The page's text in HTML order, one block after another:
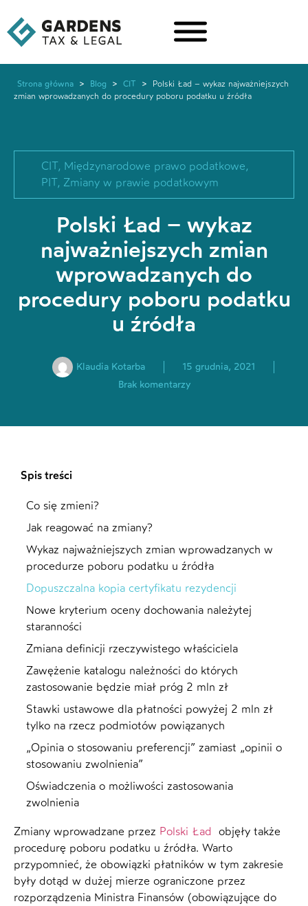
Strona główna > Blog > CIT >
Polski Ład – wykaz najważniejszych
zmian wprowadzanych do procedury poboru podatku u źródła
CIT, Międzynarodowe prawo podatkowe,
PIT, Zmiany w prawie podatkowym
Polski Ład – wykaz
najważniejszych zmian
wprowadzanych do
procedury poboru podatku
u źródła
Klaudia Kotarba
15 grudnia, 2021
Brak komentarzy
Spis treści
Co się zmieni?
Jak reagować na zmiany?
Wykaz najważniejszych zmian wprowadzanych w
procedurze poboru podatku u źródła
Dopuszczalna kopia certyfikatu rezydencji
Nowe kryterium oceny dochowania należytej
staranności
Zmiana definicji rzeczywistego właściciela
Zawężenie katalogu należności do których
zastosowanie będzie miał próg 2 mln zł
Stawki ustawowe dla płatności powyżej 2 mln zł
tylko na rzecz podmiotów powiązanych
„Opinia o stosowaniu preferencji” zamiast „opinii o
stosowaniu zwolnienia”
Oświadczenia o możliwości zastosowania
zwolnienia
Zmiany wprowadzane przez Polski Ład
objęły także
procedurę poboru podatku u źródła. Warto
przypomnieć, że obowiązki płatników w tym zakresie
były dotąd w dużej mierze ograniczone przez
rozporządzenia Ministra Finansów (obowiązujące do